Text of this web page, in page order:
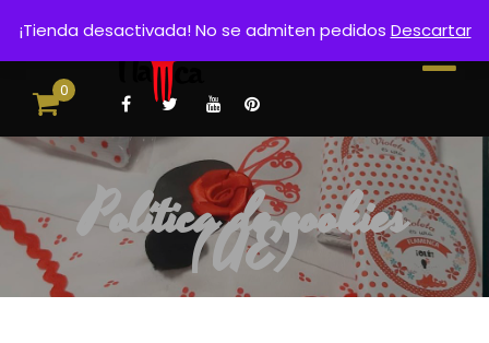
0
Política de cookies
(UE)
¡Tienda desactivada! No se admiten pedidos Descartar